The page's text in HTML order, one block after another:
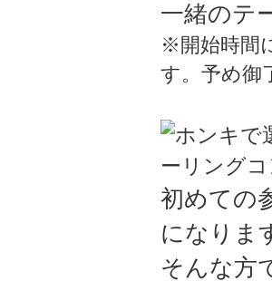
一緒のテ
※開始時間
す。予め御
初めての
になりま
そんな方